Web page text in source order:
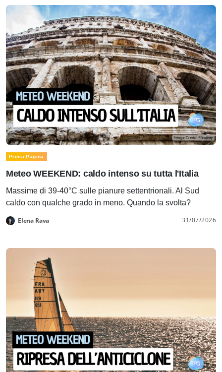
Prima Pagina
Meteo WEEKEND: caldo intenso su tutta l'Italia
Massime di 39-40°C sulle pianure settentrionali. Al Sud
caldo con qualche grado in meno. Quando la svolta?
Elena Rava 31/07/2026